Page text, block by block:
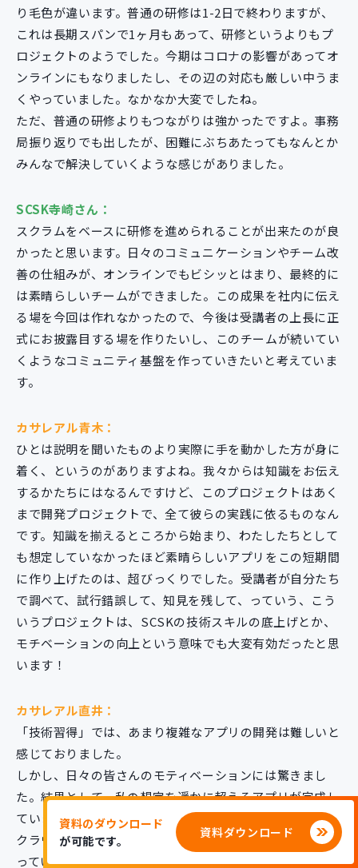
り毛色が違います。普通の研修は1-2日で終わりますが、
これは長期スパンで1ヶ月もあって、研修というよりもプ
ロジェクトのようでした。今期はコロナの影響があってオ
ンラインにもなりましたし、その辺の対応も厳しい中うま
くやっていました。なかなか大変でしたね。
ただ、普通の研修よりもつながりは強かったですよ。事務
局振り返りでも出したが、困難にぶちあたってもなんとか
みんなで解決していくような感じがありました。
SCSK寺崎さん：
スクラムをベースに研修を進められることが出来たのが良
かったと思います。日々のコミュニケーションやチーム改
善の仕組みが、オンラインでもビシッとはまり、最終的に
は素晴らしいチームができました。この成果を社内に伝え
る場を今回は作れなかったので、今後は受講者の上長に正
式にお披露目する場を作りたいし、このチームが続いてい
くようなコミュニティ基盤を作っていきたいと考えていま
す。
カサレアル青木：
ひとは説明を聞いたものより実際に手を動かした方が身に
着く、というのがありますよね。我々からは知識をお伝え
するかたちにはなるんですけど、このプロジェクトはあく
まで開発プロジェクトで、全て彼らの実践に依るものなん
です。知識を揃えるところから始まり、わたしたちとして
も想定していなかったほど素晴らしいアプリをこの短期間
に作り上げたのは、超びっくりでした。受講者が自分たち
で調べて、試行錯誤して、知見を残して、っていう、こう
いうプロジェクトは、SCSKの技術スキルの底上げとか、
モチベーションの向上という意味でも大変有効だったと思
います！
カサレアル直井：
「技術習得」では、あまり複雑なアプリの開発は難しいと
感じておりました。
しかし、日々の皆さんのモティベーションには驚きまし
た。結果として、私の想定を遥かに超えるアプリが完成し
ていました。
クラウドやAIにも果敢に挑戦しており、各々が責任感を持
っていたため、作業負担が偏ることなくチームとして機能
資料のダウンロード
が可能です。
資料ダウンロード